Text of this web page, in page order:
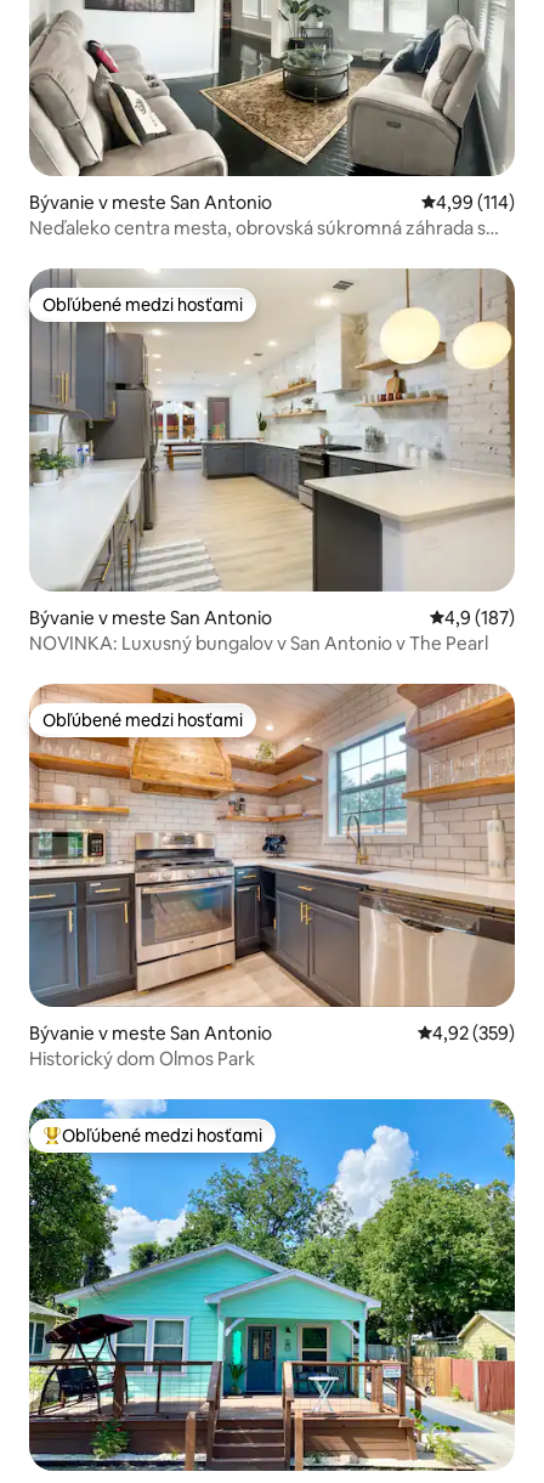
Bývanie v meste San Antonio Priemerné
4,99 (114)
Neďaleko centra mesta, obrovská súkromná záhrada s
Obľúbené medzi hosťami
Obľúbené medzi hosťami
Bývanie v meste San Antonio Priemerné
4,9 (187)
NOVINKA: Luxusný bungalov v San Antonio v The Pearl
Obľúbené medzi hosťami
Obľúbené medzi hosťami
Bývanie v meste San Antonio Priemerné
4,92 (359)
Historický dom Olmos Park
Najobľúbenejšie medzi hosťami
Obľúbené medzi hosťami